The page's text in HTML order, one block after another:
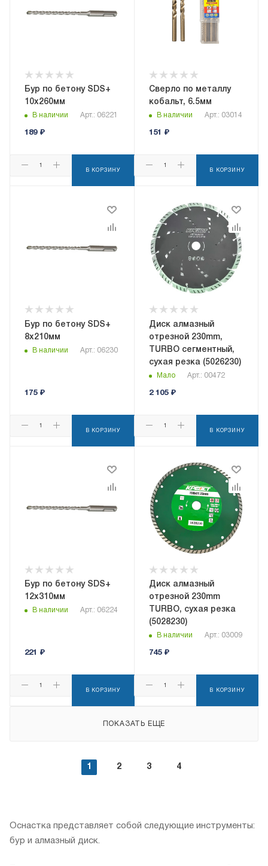
Бур по бетону SDS+
10х260мм
В наличии Арт.: 06221
189₽
В КОРЗИНУ
Сверло по металлу
кобальт, 6.5мм
В наличии Арт.: 03014
151 ₽
В КОРЗИНУ
Бур по бетону SDS+
8х210мм
В наличии Арт.: 06230
175₽
В КОРЗИНУ
Диск алмазный
отрезной 230mm,
TURBO сегментный,
сухая резка (5026230)
Мало Арт.: 00472
2 105₽
В КОРЗИНУ
Бур по бетону SDS+
12х310мм
В наличии Арт.: 06224
221 ₽
В КОРЗИНУ
Диск алмазный
отрезной 230mm
TURBO, сухая резка
(5028230)
В наличии Арт.: 03009
745₽
В КОРЗИНУ
ПОКАЗАТЬ ЕЩЕ
1 2 3 4
Оснастка представляет собой следующие инструменты:
бур и алмазный диск.